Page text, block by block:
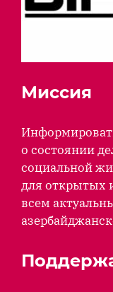
Миссия
о состоянии
социальной
для открытых
всем